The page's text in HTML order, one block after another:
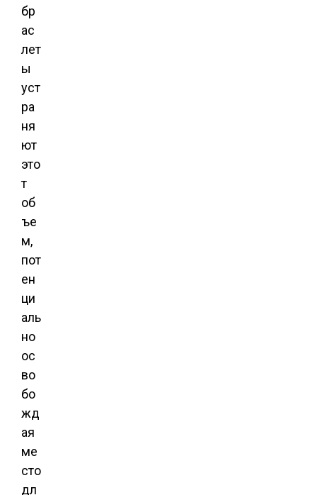
бр
ас
лет
ы
уст
ра
ня
ют
это
т
об
ъе
м,
пот
ен
ци
аль
но
ос
во
бо
жд
ая
ме
сто
дл